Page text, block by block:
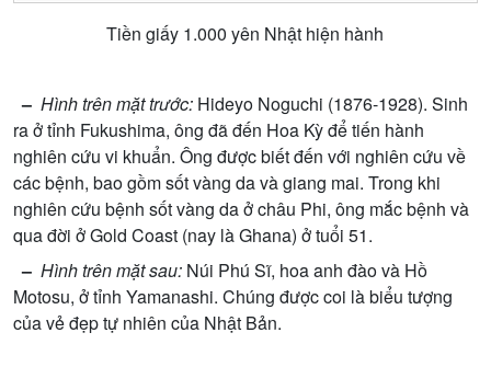
Tiền giấy 1.000 yên Nhật hiện hành
– Hình trên mặt trước: Hideyo Noguchi (1876-1928). Sinh
raởtỉnh Fukushima, ông đã đến Hoa Kỳ đểtiến hành
nghiên cứu vi khuẩn. Ông được biết đến với nghiên cứu về
các bệnh, bao gồm sốt vàng da và giang mai. Trong khi
nghiên cứu bệnh sốt vàng daởchâu Phi, ông mắc bệnh và
qua đờiởGold Coast (nay là Ghana)ởtuổi 51.
– Hình trên mặt sau: Núi Phú Sĩ, hoa anh đào và Hồ
Motosu,ởtỉnh Yamanashi. Chúng được coi là biểu tượng
của vẻđẹp tự nhiên của Nhật Bản.